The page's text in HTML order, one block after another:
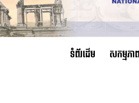
ទំព័រដើម សកម្មភាព